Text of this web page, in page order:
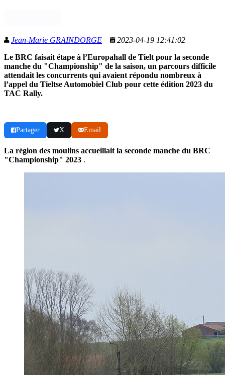
Jean-Marie GRAINDORGE
2023-04-19 12:41:02
Le BRC faisait étape à l’Europahall de Tielt pour la seconde
manche du "Championship" de la saison, un parcours difficile
attendait les concurrents qui avaient répondu nombreux à
l’appel du Tieltse Automobiel Club pour cette édition 2023 du
TAC Rally.
Partager X Email
La région des moulins accueillait la seconde manche du BRC
"Championship" 2023 .